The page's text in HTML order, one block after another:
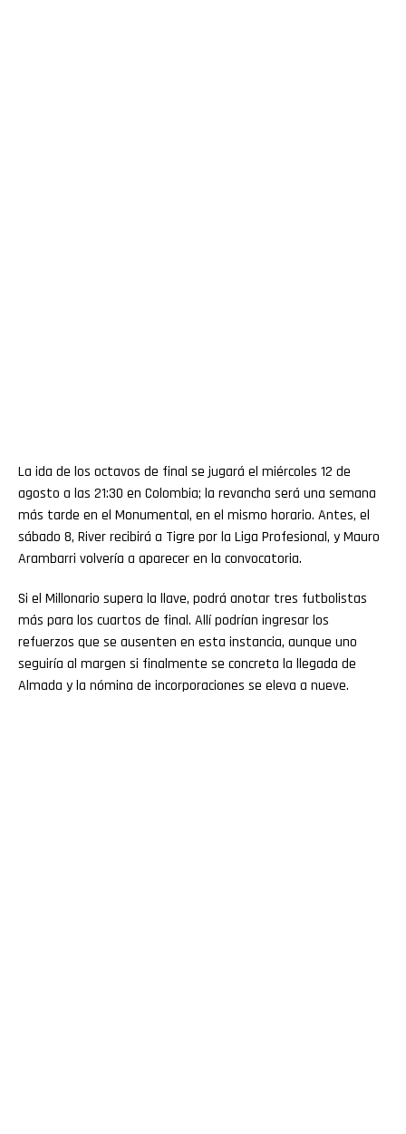
La ida de los octavos de final se jugará el miércoles 12 de
agosto a las 21:30 en Colombia; la revancha será una semana
más tarde en el Monumental, en el mismo horario. Antes, el
sábado 8, River recibirá a Tigre por la Liga Profesional, y Mauro
Arambarri volvería a aparecer en la convocatoria.
Si el Millonario supera la llave, podrá anotar tres futbolistas
más para los cuartos de final. Allí podrían ingresar los
refuerzos que se ausenten en esta instancia, aunque uno
seguiría al margen si finalmente se concreta la llegada de
Almada y la nómina de incorporaciones se eleva a nueve.